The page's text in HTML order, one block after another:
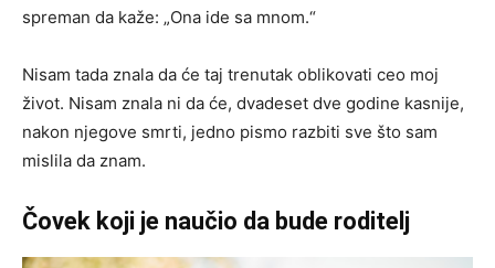
spreman da kaže: „Ona ide sa mnom.“
Nisam tada znala da će taj trenutak oblikovati ceo moj
život. Nisam znala ni da će, dvadeset dve godine kasnije,
nakon njegove smrti, jedno pismo razbiti sve što sam
mislila da znam.
Čovek koji je naučio da bude roditelj